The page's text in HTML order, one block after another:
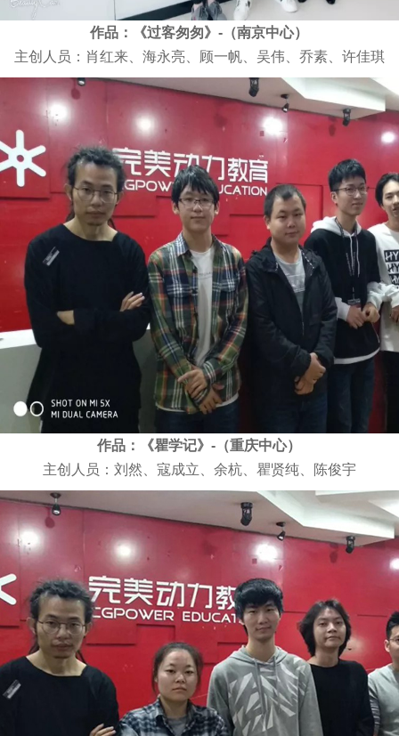
作品：《过客匆匆》-（南京中心）
主创人员：肖红来、海永亮、顾一帆、吴伟、乔素、许佳琪
作品：《瞿学记》-（重庆中心）
主创人员：刘然、寇成立、余杭、瞿贤纯、陈俊宇